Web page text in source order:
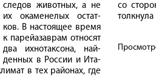
сле­дов жи­вот­ных, а не
их ока­ме­не­лых остат­
ков. В на­сто­я­щее вре­мя
к па­рейа­зав­рам от­но­сят
два их­но­так­со­на, най­
ден­ных в Рос­сии и Ита­
в тех рай­о­нах, где
со